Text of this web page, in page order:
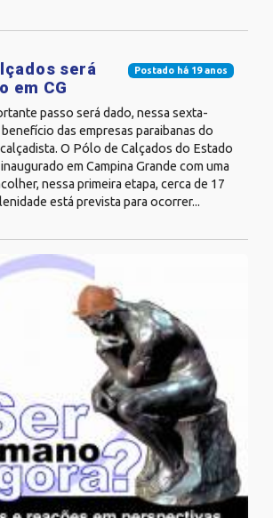
Postado há 19 anos
será
em CG
passo será dado, nessa sexta-
das empresas paraibanas do
O Pólo de Calçados do Estado
em Campina Grande com uma
nessa primeira etapa, cerca de 17
está prevista para ocorrer...